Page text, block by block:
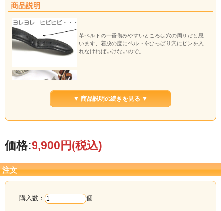
商品説明
革ベルトの一番傷みやすいところは穴の周りだと思
います、着脱の度にベルトをひっぱり穴にピンを入
れなければいけないので。
このバックルに替えることによりベルトの寿命を最
大限に伸ばし、また着脱がとても簡単になります。
＊時計とバックルまたはベルトとバックル同時購入の場合はサービスで取付もさ
せていただきますのでお申し付けください。
＊穴の形状(二つ穴など)によっては取付できません。
▼ 商品説明の続きを見る ▼
価格:9,900円(税込)
注文
購入数： 個